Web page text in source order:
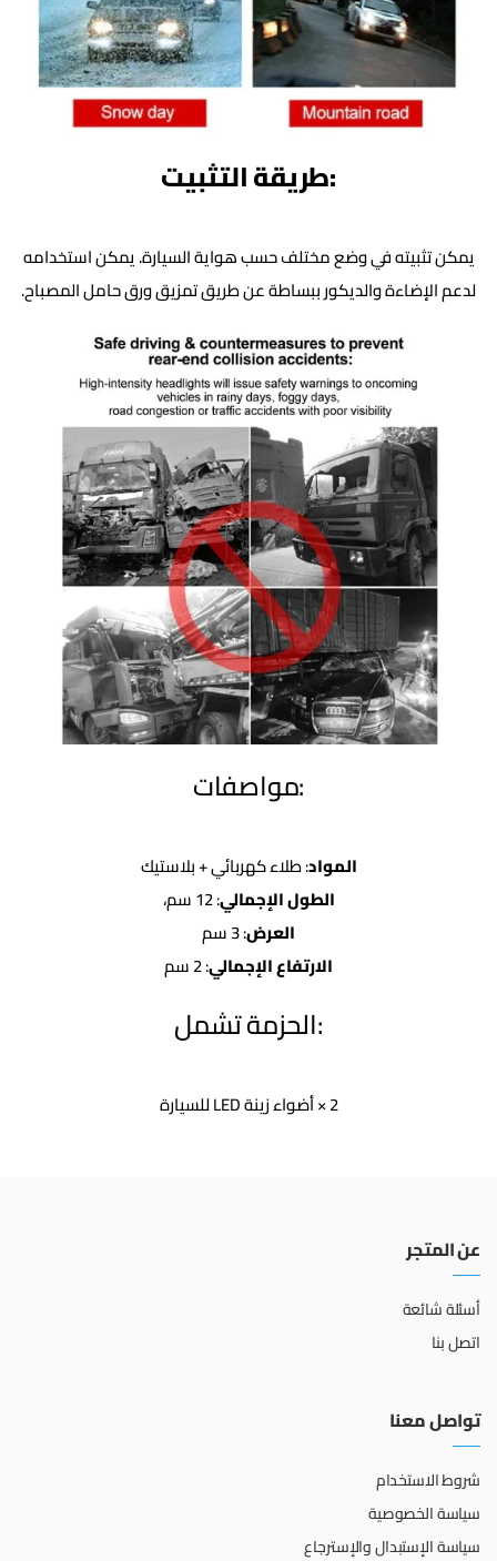
:طريقة التثبيت
يمكن تثبيته في وضع مختلف حسب هواية السيارة. يمكن استخدامه
لدعم الإضاءة والديكور ببساطة عن طريق تمزيق ورق حامل المصباح.
:مواصفات
المواد: طلاء كهربائي + بلاستيك
الطول الإجمالي: 12 سم،
العرض: 3 سم
الارتفاع الإجمالي: 2 سم
:الحزمة تشمل
2 × أضواء زينة LED للسيارة
عن المتجر
أسئلة شائعة
اتصل بنا
تواصل معنا
شروط الاستخدام
سياسة الخصوصية
سياسة الإستبدال والإسترجاع